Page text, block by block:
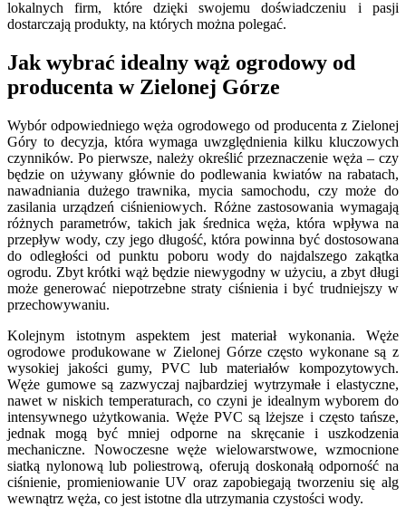
lokalnych firm, które dzięki swojemu doświadczeniu i pasji
dostarczają produkty, na których można polegać.
Jak wybrać idealny wąż ogrodowy od
producenta w Zielonej Górze
Wybór odpowiedniego węża ogrodowego od producenta z Zielonej
Góry to decyzja, która wymaga uwzględnienia kilku kluczowych
czynników. Po pierwsze, należy określić przeznaczenie węża – czy
będzie on używany głównie do podlewania kwiatów na rabatach,
nawadniania dużego trawnika, mycia samochodu, czy może do
zasilania urządzeń ciśnieniowych. Różne zastosowania wymagają
różnych parametrów, takich jak średnica węża, która wpływa na
przepływ wody, czy jego długość, która powinna być dostosowana
do odległości od punktu poboru wody do najdalszego zakątka
ogrodu. Zbyt krótki wąż będzie niewygodny w użyciu, a zbyt długi
może generować niepotrzebne straty ciśnienia i być trudniejszy w
przechowywaniu.
Kolejnym istotnym aspektem jest materiał wykonania. Węże
ogrodowe produkowane w Zielonej Górze często wykonane są z
wysokiej jakości gumy, PVC lub materiałów kompozytowych.
Węże gumowe są zazwyczaj najbardziej wytrzymałe i elastyczne,
nawet w niskich temperaturach, co czyni je idealnym wyborem do
intensywnego użytkowania. Węże PVC są lżejsze i często tańsze,
jednak mogą być mniej odporne na skręcanie i uszkodzenia
mechaniczne. Nowoczesne węże wielowarstwowe, wzmocnione
siatką nylonową lub poliestrową, oferują doskonałą odporność na
ciśnienie, promieniowanie UV oraz zapobiegają tworzeniu się alg
wewnątrz węża, co jest istotne dla utrzymania czystości wody.